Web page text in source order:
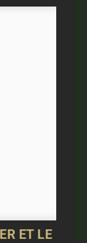
ET LE